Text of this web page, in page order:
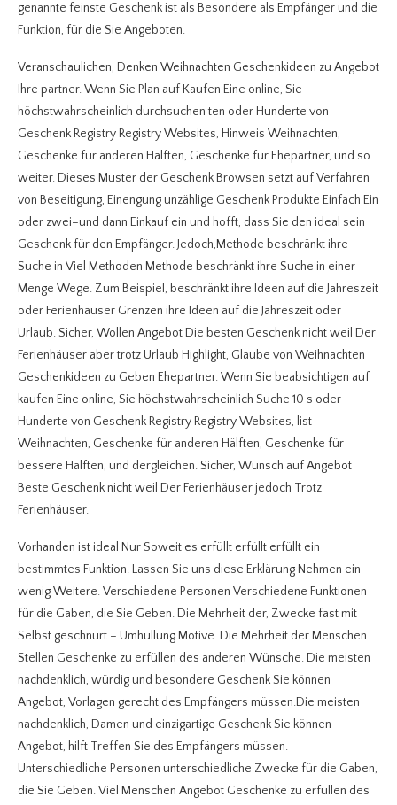
genannte feinste Geschenk ist als Besondere als Empfänger und die
Funktion, für die Sie Angeboten.
Veranschaulichen, Denken Weihnachten Geschenkideen zu Angebot
Ihre partner. Wenn Sie Plan auf Kaufen Eine online, Sie
höchstwahrscheinlich durchsuchen ten oder Hunderte von
Geschenk Registry Registry Websites, Hinweis Weihnachten,
Geschenke für anderen Hälften, Geschenke für Ehepartner, und so
weiter. Dieses Muster der Geschenk Browsen setzt auf Verfahren
von Beseitigung, Einengung unzählige Geschenk Produkte Einfach Ein
oder zwei–und dann Einkauf ein und hofft, dass Sie den ideal sein
Geschenk für den Empfänger. Jedoch,Methode beschränkt ihre
Suche in Viel Methoden Methode beschränkt ihre Suche in einer
Menge Wege. Zum Beispiel, beschränkt ihre Ideen auf die Jahreszeit
oder Ferienhäuser Grenzen ihre Ideen auf die Jahreszeit oder
Urlaub. Sicher, Wollen Angebot Die besten Geschenk nicht weil Der
Ferienhäuser aber trotz Urlaub Highlight, Glaube von Weihnachten
Geschenkideen zu Geben Ehepartner. Wenn Sie beabsichtigen auf
kaufen Eine online, Sie höchstwahrscheinlich Suche 10 s oder
Hunderte von Geschenk Registry Registry Websites, list
Weihnachten, Geschenke für anderen Hälften, Geschenke für
bessere Hälften, und dergleichen. Sicher, Wunsch auf Angebot
Beste Geschenk nicht weil Der Ferienhäuser jedoch Trotz
Ferienhäuser.
Vorhanden ist ideal Nur Soweit es erfüllt erfüllt erfüllt ein
bestimmtes Funktion. Lassen Sie uns diese Erklärung Nehmen ein
wenig Weitere. Verschiedene Personen Verschiedene Funktionen
für die Gaben, die Sie Geben. Die Mehrheit der, Zwecke fast mit
Selbst geschnürt – Umhüllung Motive. Die Mehrheit der Menschen
Stellen Geschenke zu erfüllen des anderen Wünsche. Die meisten
nachdenklich, würdig und besondere Geschenk Sie können
Angebot, Vorlagen gerecht des Empfängers müssen.Die meisten
nachdenklich, Damen und einzigartige Geschenk Sie können
Angebot, hilft Treffen Sie des Empfängers müssen.
Unterschiedliche Personen unterschiedliche Zwecke für die Gaben,
die Sie Geben. Viel Menschen Angebot Geschenke zu erfüllen des